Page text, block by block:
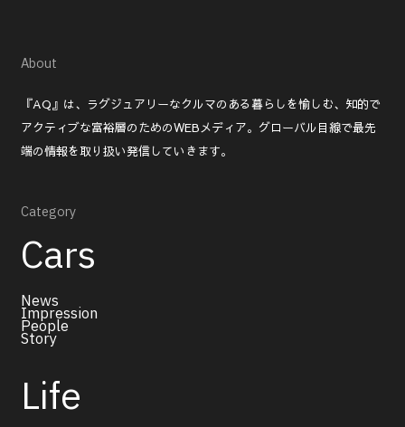
About
『AQ』は、ラグジュアリーなクルマのある暮らしを愉しむ、知的で
アクティブな富裕層のためのWEBメディア。グローバル目線で最先
端の情報を取り扱い発信していきます。
Category
Cars
News
Impression
People
Story
Life